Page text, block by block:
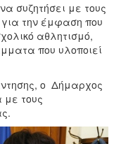
συζητήσει με τους
την έμφαση που
αθλητισμό,
που υλοποιεί
ο Δήμαρχος
τους